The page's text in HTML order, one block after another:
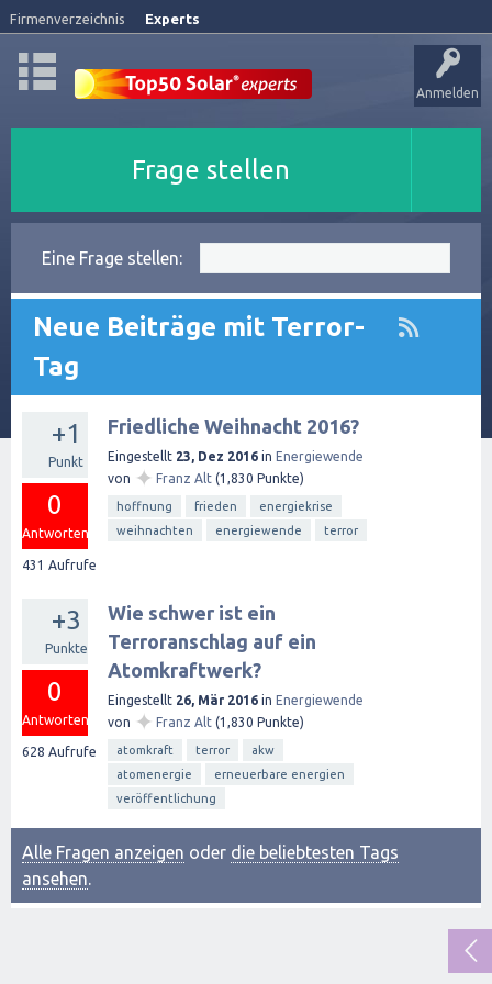
Firmenverzeichnis Experts
Anmelden
Frage stellen
Eine Frage stellen:
Neue Beiträge mit Terror-
Tag
+1
Punkt
0
Antworten
431 Aufrufe
Friedliche Weihnacht 2016?
Eingestellt 23, Dez 2016 in Energiewende
von ✦ Franz Alt (1,830 Punkte)
hoffnung frieden
energiekrise
weihnachten
energiewende terror
+3
Punkte
0
Antworten
628 Aufrufe
Wie schwer ist ein
Terroranschlag auf ein
Atomkraftwerk?
Eingestellt 26, Mär 2016 in Energiewende
von ✦ Franz Alt (1,830 Punkte)
atomkraft terror
akw
atomenergie
erneuerbare energien
veröffentlichung
Alle Fragen anzeigen oder die beliebtesten Tags
ansehen.